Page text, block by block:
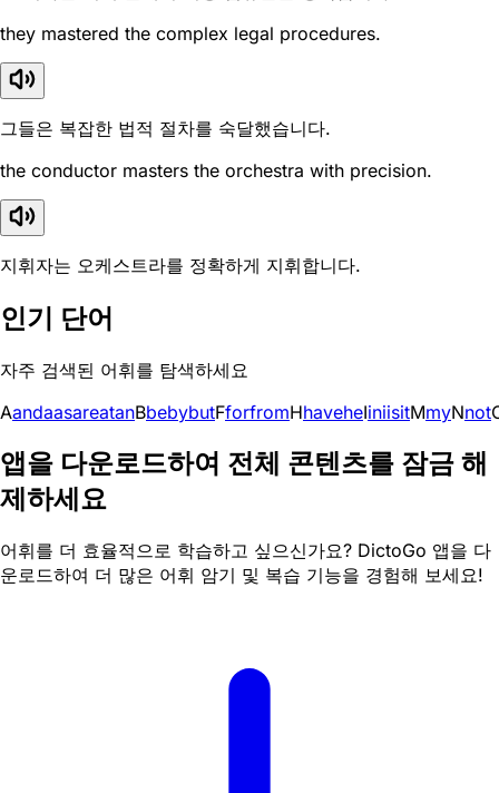
they mastered the complex legal procedures.
그들은 복잡한 법적 절차를 숙달했습니다.
the conductor masters the orchestra with precision.
지휘자는 오케스트라를 정확하게 지휘합니다.
인기 단어
자주 검색된 어휘를 탐색하세요
AandaasareatanBbebybutFforfromHhaveheIiniisitMmyNnot
앱을 다운로드하여 전체 콘텐츠를 잠금 해
제하세요
어휘를 더 효율적으로 학습하고 싶으신가요? DictoGo 앱을 다
운로드하여 더 많은 어휘 암기 및 복습 기능을 경험해 보세요!